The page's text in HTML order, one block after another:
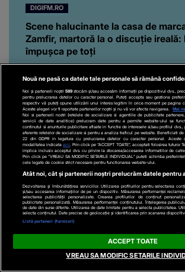
DIGIFM.RO
Scene halucinante la casa de
Zamfir, martoră la o discuție ireală:
împușca pe toți
martoră la o discuție ireală: I-aș împușca
Să crești mare
Tu Dai Moda! Ce faci
Nouă ne pasă ca datele tale personale să rămână
Noi și partenerii noștri 589stocăm și/sau accesăm informații pe dispozitivul dvs.,
pentru prelucrarea datelor cu caracter personal. Puteți accepta sau gestiona
respectiv vă puteți opune utilizării unui interes legitim în orice moment pe pagina
Aceste alegeri vor fi raportate partenerilor noștri și nu vă vor afecta navigarea.
Mai
Noi si partenerii nostri (retelele de socializare si agentiile de publicitate
servicii de date analitice) prelucram date pentru a permite website-ului sa
continutul si anunturile publicitare afisate in functie de interesele si/sau profilul
aferente retelelor de socializare si pentru a analiza traficul pe website. Beneficiati de
22 din GDPR in legatura cu prelucrarea datelor cu caracter personal. Aceste
modalitatea indicataaici . Prin click pe “ACCEPT TOATE”, acceptati folosirea tuturor
implica inclusiv acceptul dvs. cu privire la stocarea/accesarea informatiilor de
Prin click pe “VREAU SA MODIFIC SETARILE INDIVIDUAL” puteti schimba
cele legate de cookie strict necesare pentru functionarea website-ului.
Atât noi, cât și partenerii noștri prelucrăm datele pentru
Dezvoltarea și îmbunătățirea serviciilor. Utilizarea profilurilor pentru selectarea
și/sau accesarea informațiilor de pe un dispozitiv. Măsurarea performanței
selectarea publicității personalizate. Crearea profilurilor de conținut
publicitate personalizată. Măsurarea performanței conținutului. Înțelegerea
de date din surse diferite. Utilizarea de date limitate pentru a selecta publicitatea.
selecta conținutul. Date precise de geolocație și identificarea prin scanarea
Listă parteneri (furnizori)
ACCEPT TOATE
VREAU SA MODIFIC SETARILE